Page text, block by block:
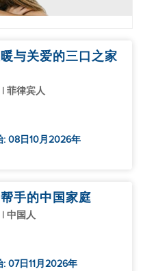
与关爱的三口之家
菲律宾人
: 08日10月2026年
手的中国家庭
中国人
07日11月2026年